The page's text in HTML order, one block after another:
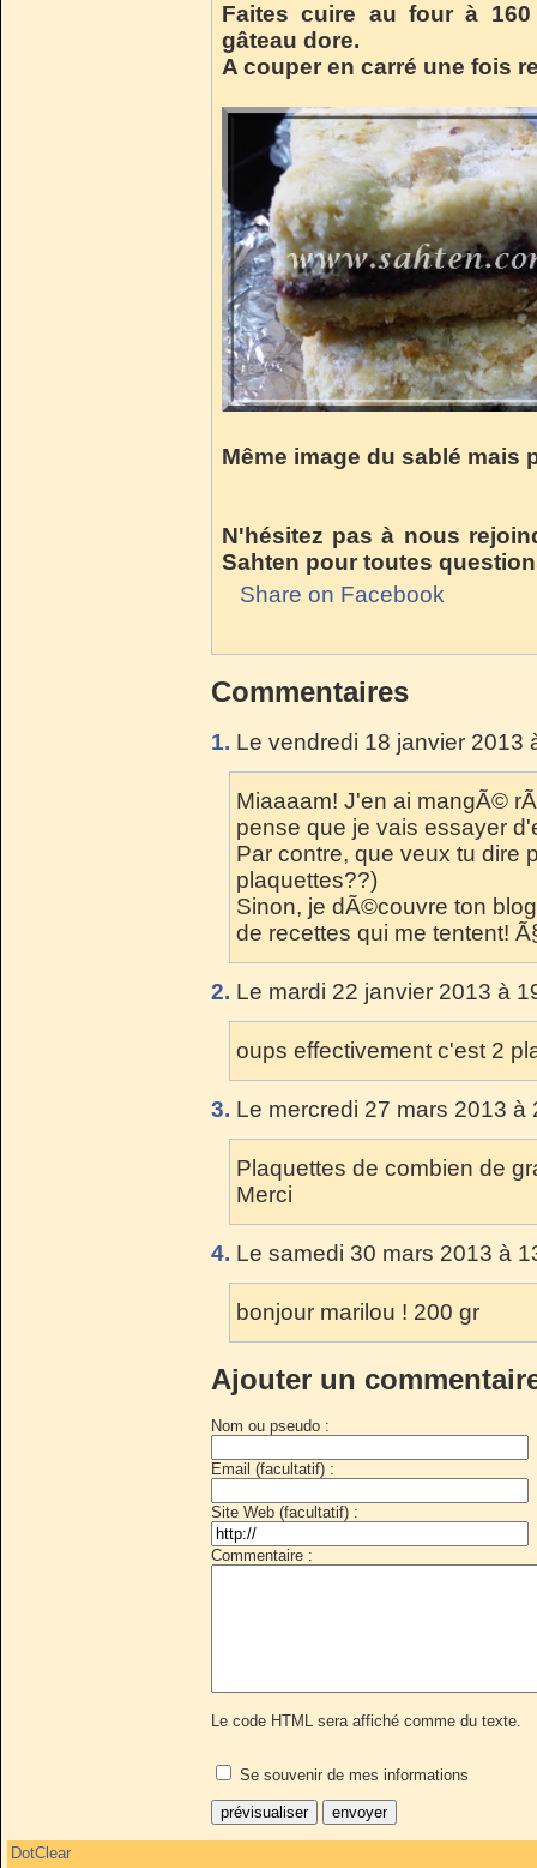
Faites cuire au four à
gâteau dore.
A couper en carré une fois
Même image du sablé mais
N'hésitez pas à nous
Sahten pour toutes
Share on Facebook
Commentaires
1. Le vendredi 18 janvier 2013
Miaaaam! J'en ai mangÃ©
pense que je vais essayer
Par contre, que veux tu dire
plaquettes??)
Sinon, je dÃ©couvre ton
de recettes qui me tentent!
2. Le mardi 22 janvier 2013 à
oups effectivement c'est 2
3. Le mercredi 27 mars 2013
Plaquettes de combien de
Merci
4. Le samedi 30 mars 2013 à
bonjour marilou ! 200 gr
Ajouter un
Nom ou pseudo :
Email (facultatif) :
Site Web (facultatif) :
Commentaire :
Le code HTML sera affiché comme du texte.
Se souvenir de mes informations
DotClear